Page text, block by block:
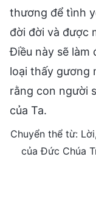
thương để tình
đời đời và được
Điều này sẽ làm
loại thấy gương
rằng con người
của Ta.
Chuyển thể từ:
của Đức Chúa